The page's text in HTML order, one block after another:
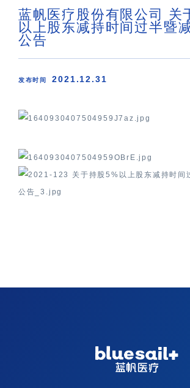
蓝帆医疗股份有限公司 关
以上股东减持时间过半暨
公告
发布时间 2021.12.31